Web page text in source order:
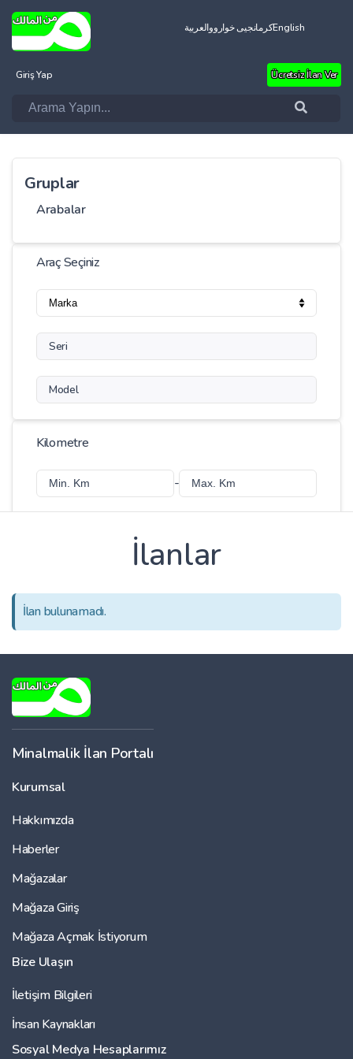
العربيةکرمانجیی خوارووEnglish
Giriş Yap Ücretsiz İlan Ver
Gruplar
Arabalar
Araç Seçiniz
Seri
Model
Kilometre
-
İlanlar
İlan bulunamadı.
Minalmalik İlan Portalı
Kurumsal
Hakkımızda
Haberler
Mağazalar
Mağaza Giriş
Mağaza Açmak İstiyorum
Bize Ulaşın
İletişim Bilgileri
İnsan Kaynakları
Sosyal Medya Hesaplarımız